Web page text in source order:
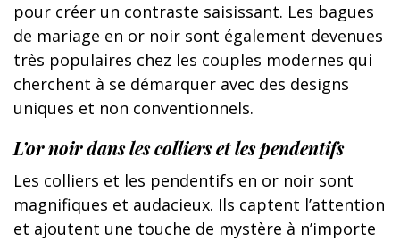
pour créer un contraste saisissant. Les bagues
de mariage en or noir sont également devenues
très populaires chez les couples modernes qui
cherchent à se démarquer avec des designs
uniques et non conventionnels.
L’or noir dans les colliers et les pendentifs
Les colliers et les pendentifs en or noir sont
magnifiques et audacieux. Ils captent l’attention
et ajoutent une touche de mystère à n’importe